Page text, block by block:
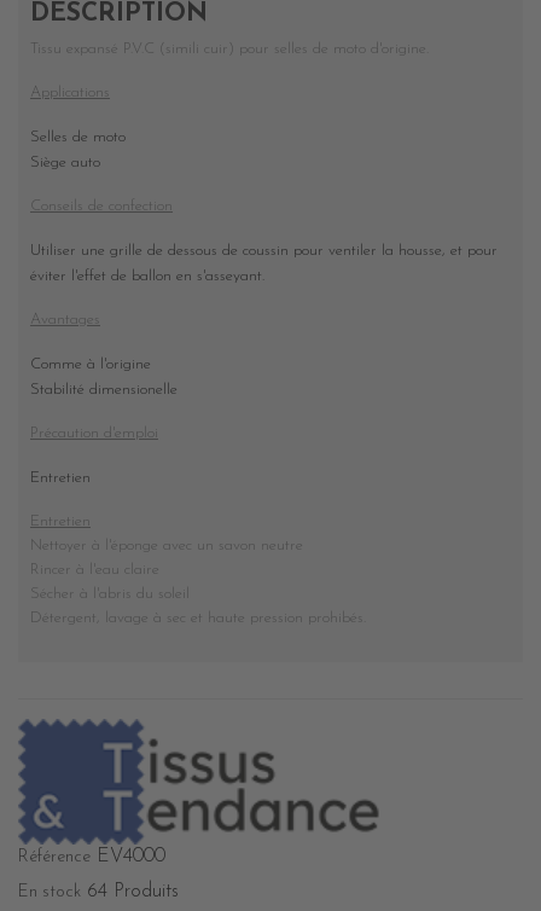
DESCRIPTION
Tissu expansé P.V.C (simili cuir) pour selles de moto d'origine.
Applications
Selles de moto
Siège auto
Conseils de confection
Utiliser une grille de dessous de coussin pour ventiler la housse, et pour
éviter l'effet de ballon en s'asseyant.
Avantages
Comme à l'origine
Stabilité dimensionelle
Précaution d'emploi
Entretien
Entretien
Nettoyer à l'éponge avec un savon neutre
Rincer à l'eau claire
Sécher à l'abris du soleil
Détergent, lavage à sec et haute pression prohibés
Référence EV4000
En stock 64 Produits